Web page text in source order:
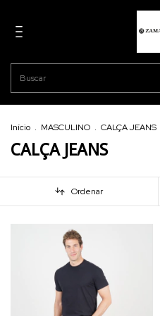
Início . MASCULINO . CALÇA JEANS
CALÇA JEANS
Ordenar